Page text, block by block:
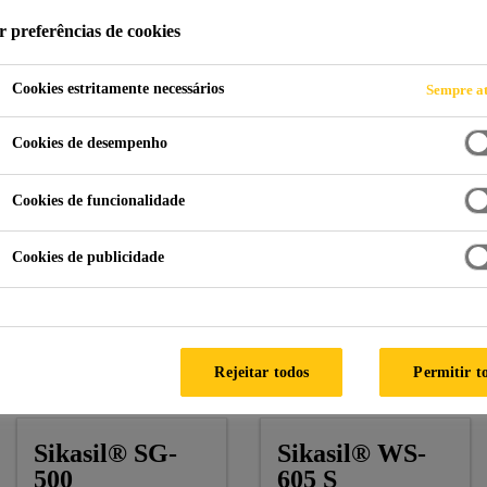
KINGDOM
Architect:Fletcher Priest Architects
Sikasil® SG-500, Sikasil® WS-605 S
Sikasil® SG-
500
Sikasil® WS-
605 S
preferências de cookies
Cookies estritamente necessários Sempre
Cookies de desempenho
Cookies de funcionalidade
Cookies de publicidade
Rejeitar todos Permitir